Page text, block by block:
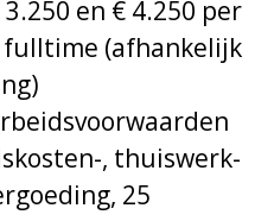
en € 4.250 per
fulltime (afhankelijk
, thuiswerk-
25